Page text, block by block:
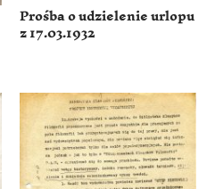
Prośba o udzielenie urlopu
z 17.03.1932